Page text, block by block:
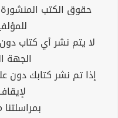
حقوق الكتب
لا يتم نشر أي كتاب
الجهة
إذا تم نشر كتابك دون